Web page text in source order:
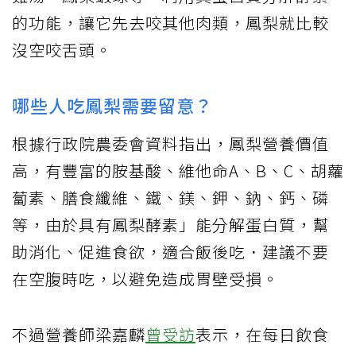
的功能，讓它先去咬其他肉類，鳳梨就比較
沒空咬舌頭。
哪些人吃鳳梨需要留意？
根據行政院農委會資料指出，鳳梨營養價值
高，有豐富的胺基酸、維他命A、B、C、胡蘿
蔔素、膳食纖維、鐵、鎂、鉀、鈉、鈣、磷
等，由於具有鳳梨酵素」能分解蛋白質，幫
助消化、促進食欲，適合飯後吃．建議不要
在空腹時吃，以避免造成胃壁受損。
不過營養師梁嘉麟曾受訪表示，在每日飲食